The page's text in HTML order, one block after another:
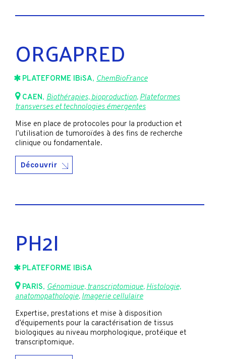
ORGAPRED
PLATEFORME IBiSA, ChemBioFrance
CAEN, Biothérapies, bioproduction,Plateformes
transverses et technologies émergentes
Mise en place de protocoles pour la production et
l’utilisation de tumoroïdes à des fins de recherche
clinique ou fondamentale.
Découvrir
PH2I
PLATEFORME IBiSA
PARIS, Génomique, transcriptomique, Histologie,
anatomopathologie, Imagerie cellulaire
Expertise, prestations et mise à disposition
d’équipements pour la caractérisation de tissus
biologiques au niveau morphologique, protéique et
transcriptomique.